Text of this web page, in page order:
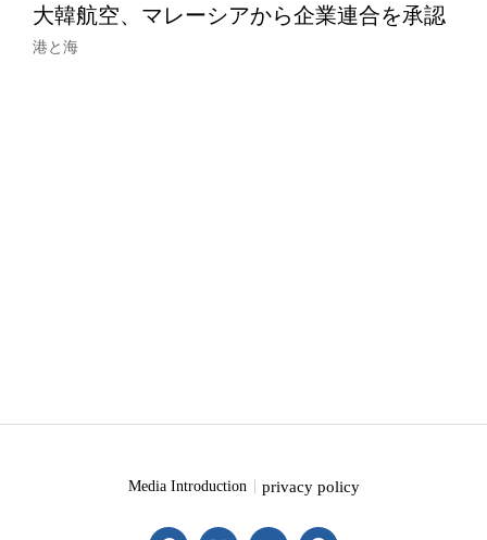
大韓航空、マレーシアから企業連合を承認
港と海
Media Introduction privacy policy